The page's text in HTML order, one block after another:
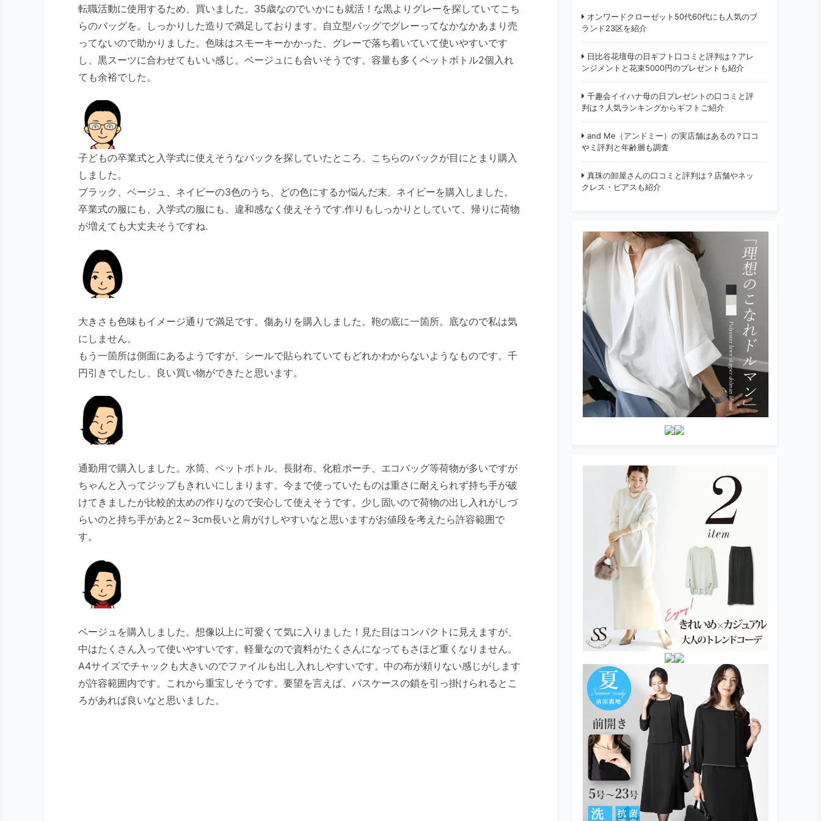
転職活動に使用するため、買いました。35歳なのでいかにも就活！な黒よりグレーを探していてこち
らのバッグを。しっかりした造りで満足しております。自立型バッグでグレーってなかなかあまり売
ってないので助かりました。色味はスモーキーかかった、グレーで落ち着いていて使いやすいです
し、黒スーツに合わせてもいい感じ。ベージュにも合いそうです。容量も多くペットボトル2個入れ
ても余裕でした。
子どもの卒業式と入学式に使えそうなバックを探していたところ、こちらのバックが目にとまり購入
しました。
ブラック、ベージュ、ネイビーの3色のうち、どの色にするか悩んだ末、ネイビーを購入しました。
卒業式の服にも、入学式の服にも、違和感なく使えそうです.作りもしっかりとしていて、帰りに荷物
が増えても大丈夫そうですね.
大きさも色味もイメージ通りで満足です。傷ありを購入しました。鞄の底に一箇所。底なので私は気
にしません。
もう一箇所は側面にあるようですが、シールで貼られていてもどれかわからないようなものです。千
円引きでしたし、良い買い物ができたと思います。
通勤用で購入しました。水筒、ペットボトル、長財布、化粧ポーチ、エコバッグ等荷物が多いですが
ちゃんと入ってジップもきれいにしまります。今まで使っていたものは重さに耐えられず持ち手が破
けてきましたが比較的太めの作りなので安心して使えそうです。少し固いので荷物の出し入れがしづ
らいのと持ち手があと2～3cm長いと肩がけしやすいなと思いますがお値段を考えたら許容範囲で
す。
ベージュを購入しました。想像以上に可愛くて気に入りました！見た目はコンパクトに見えますが、
中はたくさん入って使いやすいです。軽量なので資料がたくさんになってもさほど重くなりません。
A4サイズでチャックも大きいのでファイルも出し入れしやすいです。中の布が頼りない感じがします
が許容範囲内です。これから重宝しそうです。要望を言えば、パスケースの鎖を引っ掛けられるとこ
ろがあれば良いなと思いました。
オンワードクローゼット50代60代にも人気のブ
ランド23区を紹介
日比谷花壇母の日ギフト口コミと評判は？アレ
ンジメントと花束5000円のプレゼントも紹介
千趣会イイハナ母の日プレゼントの口コミと評
判は？人気ランキングからギフトご紹介
and Me（アンドミー）の実店舗はあるの？口コ
やミ評判と年齢層も調査
真珠の卸屋さんの口コミと評判は？店舗やネッ
クレス・ピアスも紹介